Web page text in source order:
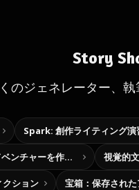
Story
のジェネレーター、
Spark: 創作ライティング演
自分だけの選択型アドベンチャーを作ろう 視覚的
クション 宝箱：保存され